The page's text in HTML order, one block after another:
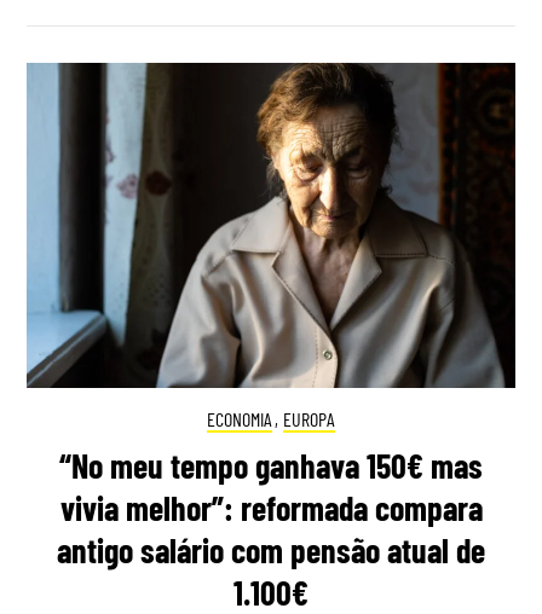
ECONOMIA , EUROPA
“No meu tempo ganhava 150€ mas
vivia melhor”: reformada compara
antigo salário com pensão atual de
1.100€